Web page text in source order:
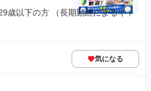
歳以下の方 （長期勤続によるキャ
気になる